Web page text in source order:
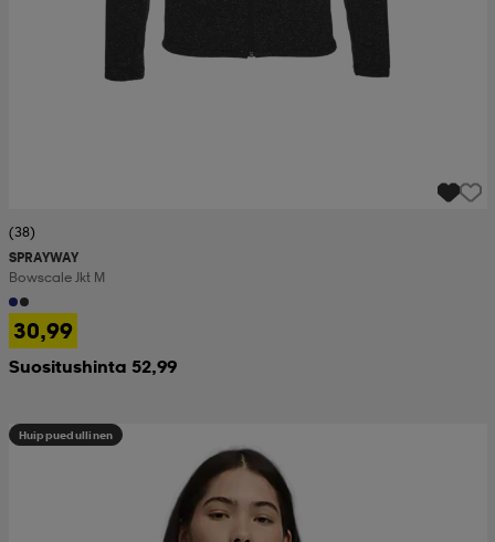
(38)
SPRAYWAY
Bowscale Jkt M
30,99
Suositushinta 52,99
Huippuedullinen